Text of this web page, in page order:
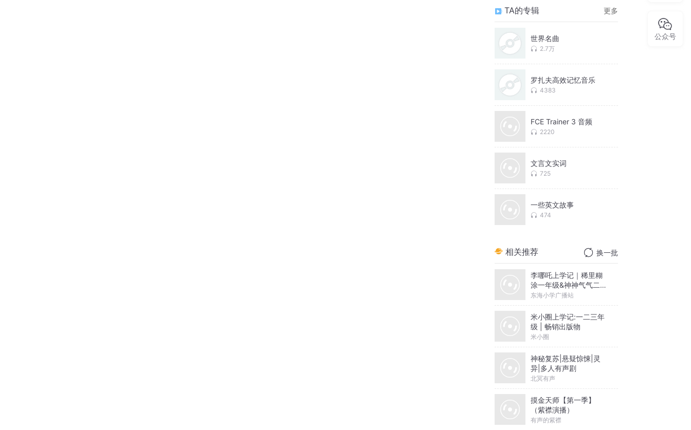
TA的专辑 更多
世界名曲
2.7万
罗扎夫高效记忆音乐
4383
FCE Trainer 3 音频
2220
文言文实词
725
一些英文故事
474
相关推荐 换一批
李哪吒上学记｜稀里糊
涂一年级&神神气气二年
级
东海小学广播站
米小圈上学记:一二三年
级 | 畅销出版物
米小圈
神秘复苏|悬疑惊悚|灵
异|多人有声剧
北冥有声
摸金天师【第一季】
（紫襟演播）
有声的紫襟
公众号